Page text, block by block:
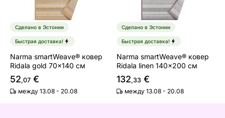
Сделано в Эстонии
Быстрая доставка!
Narma smartWeave® ковер
Ridala gold 70x140 см
52,07 €
между 13.08 - 20.08
Сделано в Эстонии
Быстрая доставка!
Narma smartWeave® ковер
Ridala linen 140x200 см
132,33 €
между 13.08 - 20.08